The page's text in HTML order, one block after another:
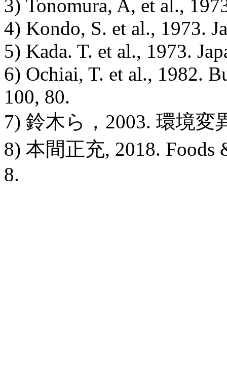
3) Tonomura, A, et al.,
4) Kondo, S. et al., 1973.
5) Kada. T. et al., 1973.
6) Ochiai, T. et al., 1982.
100, 80.
7) 鈴木ら，2003. 環境変
8) 本間正充, 2018. Foods
8.